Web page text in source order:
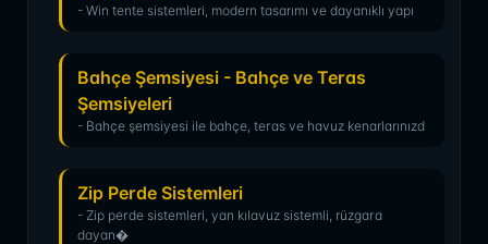
- Win tente sistemleri, modern tasarımı ve dayanıklı yapı
Bahçe Şemsiyesi - Bahçe ve Teras
Şemsiyeleri
- Bahçe şemsiyesi ile bahçe, teras ve havuz kenarlarınızd
Zip Perde Sistemleri
- Zip perde sistemleri, yan kılavuz sistemli, rüzgara
dayan�